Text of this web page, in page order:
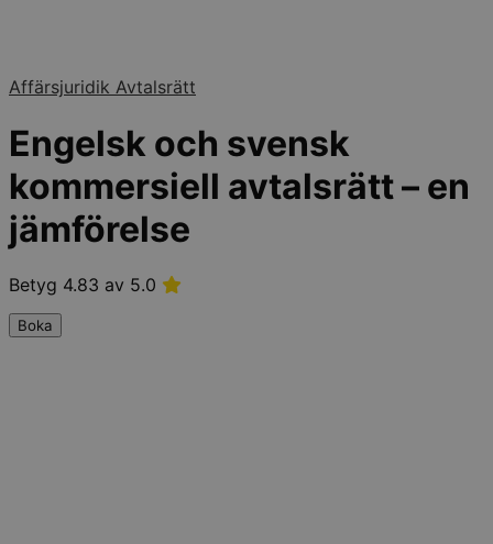
Affärsjuridik Avtalsrätt
Engelsk och svensk
kommersiell avtalsrätt – en
jämförelse
Betyg 4.83 av 5.0
Boka